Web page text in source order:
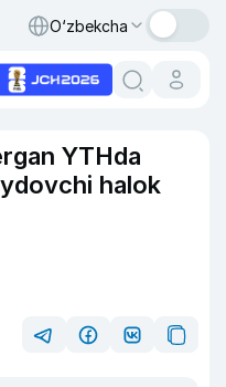
O‘zbekcha
YTHda
halok